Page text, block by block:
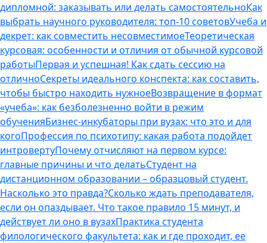
дипломной: заказывать или делать самостоятельноКак
выбрать научного руководителя: топ-10 советовУчеба и
декрет: как совместить несовместимоеТеоретическая
курсовая: особенности и отличия от обычной курсовой
работыПервая и успешная! Как сдать сессию на
отличноСекреты идеального конспекта: как составить,
чтобы быстро находить нужноеВозвращение в формат
«учеба»: как безболезненно войти в режим
обученияБизнес-инкубаторы при вузах: что это и для
когоПрофессия по психотипу: какая работа подойдет
интровертуПочему отчисляют на первом курсе:
главные причины и что делатьСтудент на
дистанционном образовании – образцовый студент.
Насколько это правда?Сколько ждать преподавателя,
если он опаздывает. Что такое правило 15 минут, и
действует ли оно в вузахПрактика студента
филологического факультета: как и где проходит, ее